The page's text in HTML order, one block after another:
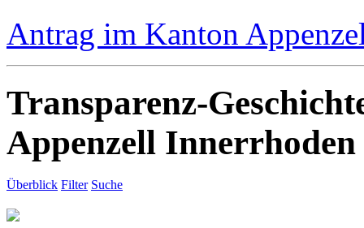
Antrag im Kanton
Transparenz-
Appenzell Innerrhoden
Überblick Filter Suche